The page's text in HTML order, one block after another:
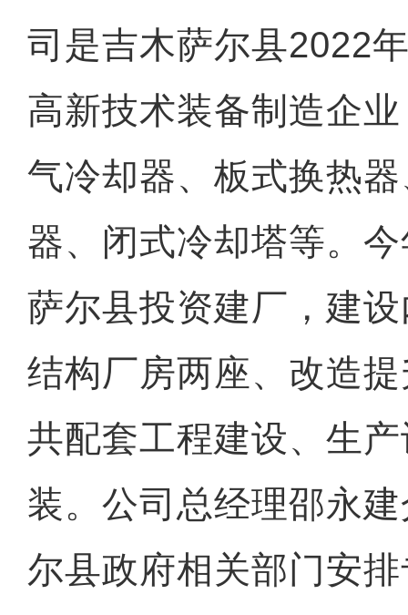
司是吉木萨尔县2022
高新技术装备制造企
气冷却器、板式换热
器、闭式冷却塔等。
萨尔县投资建厂，建
结构厂房两座、改造
共配套工程建设、生
装。公司总经理邵永
尔县政府相关部门安排